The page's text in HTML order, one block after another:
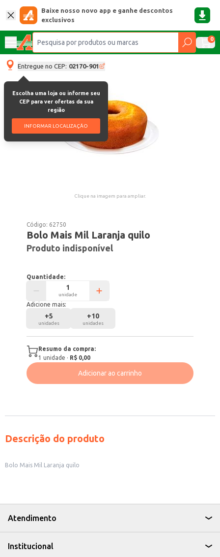
Baixe nosso novo app e ganhe descontos
exclusivos
0
Entregue no CEP: 02170-901
Escolha uma loja ou informe seu
CEP para ver ofertas da sua
região
INFORMAR LOCALIZAÇÃO
Clique na imagem para ampliar.
Código: 62750
Bolo Mais Mil Laranja quilo
Produto indisponível
Quantidade:
unidade
Adicione mais:
+5
unidades
+10
unidades
Resumo da compra:
1 unidade · R$ 0,00
Adicionar ao carrinho
Descrição do produto
Bolo Mais Mil Laranja quilo
Atendimento
Institucional